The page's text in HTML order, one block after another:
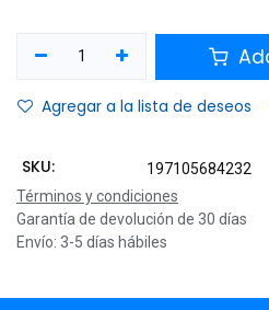
Agregar a la lista de deseos
SKU:
197105684232
Términos y condiciones
Garantía de devolución de 30 días
Envío: 3-5 días hábiles